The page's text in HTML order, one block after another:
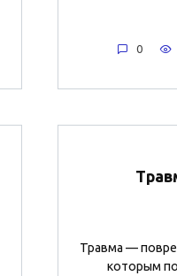
0
Травма —
которым